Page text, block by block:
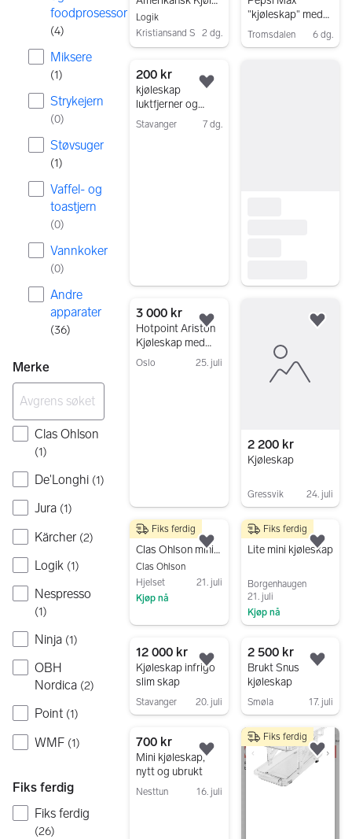
foodprosessor
(4)
Miksere
(1)
Strykejern
(0)
Støvsuger
(1)
Vaffel- og
toastjern
(0)
Vannkoker
(0)
Andre
apparater
(36)
Merke
Clas Ohlson
(1)
De'Longhi (1)
Jura (1)
Kärcher (2)
Logik (1)
Nespresso
(1)
Ninja (1)
OBH
Nordica (2)
Point (1)
WMF (1)
Fiks ferdig
Fiks ferdig
(26)
Logik
Kristiansand S
2 dg.
Gå til annonsen
"kjøleskap" med
kulde&varme.
Tromsdalen 6 dg.
200 kr
kjøleskap
luktfjerner og
sterilisator
Stavanger 7 dg.
3 000 kr
Hotpoint Ariston
Kjøleskap med
Fryser Hvit
Oslo 25. juli
Legg til som favoritt.
2 200 kr
Kjøleskap
Gressvik 24. juli
250 kr
Clas Ohlson mini kjøleskap svart
Clas Ohlson
Hjelset
21. juli
Kjøp nå
Fiks ferdig
Legg til som favoritt.
Gå til annonsen
500 kr
Lite mini kjøleskap
Borgenhaugen
21. juli
Kjøp nå
Fiks ferdig
12 000 kr
Kjøleskap infrigo
slim skap
Stavanger 20. juli
Legg til som favoritt.
2 500 kr
Brukt Snus
kjøleskap
Smøla 17. juli
700 kr
Mini kjøleskap,
nytt og ubrukt
Nesttun 16. juli
Legg til som favoritt.
Fiks ferdig